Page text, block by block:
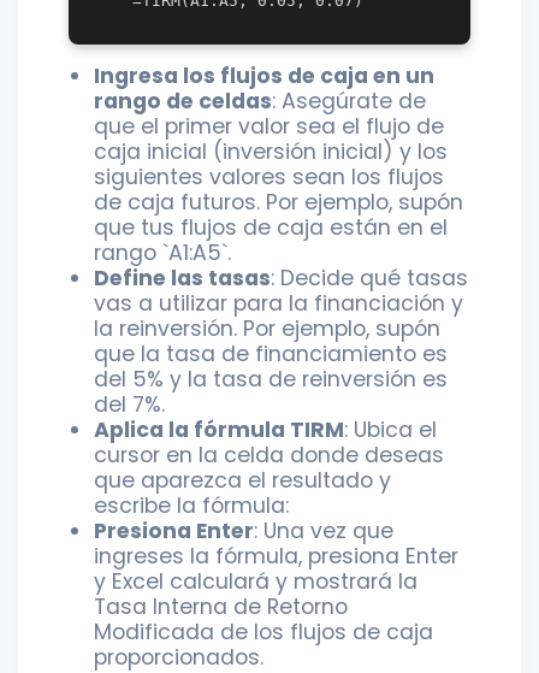
Ingresa los flujos de caja en un
rango de celdas: Asegúrate de
que el primer valor sea el flujo de
caja inicial (inversión inicial) y los
siguientes valores sean los flujos
de caja futuros. Por ejemplo, supón
que tus flujos de caja están en el
rango `A1:A5`.
Define las tasas: Decide qué tasas
vas a utilizar para la financiación y
la reinversión. Por ejemplo, supón
que la tasa de financiamiento es
del 5% y la tasa de reinversión es
del 7%.
Aplica la fórmula TIRM: Ubica el
cursor en la celda donde deseas
que aparezca el resultado y
escribe la fórmula:
Presiona Enter: Una vez que
ingreses la fórmula, presiona Enter
y Excel calculará y mostrará la
Tasa Interna de Retorno
Modificada de los flujos de caja
proporcionados.